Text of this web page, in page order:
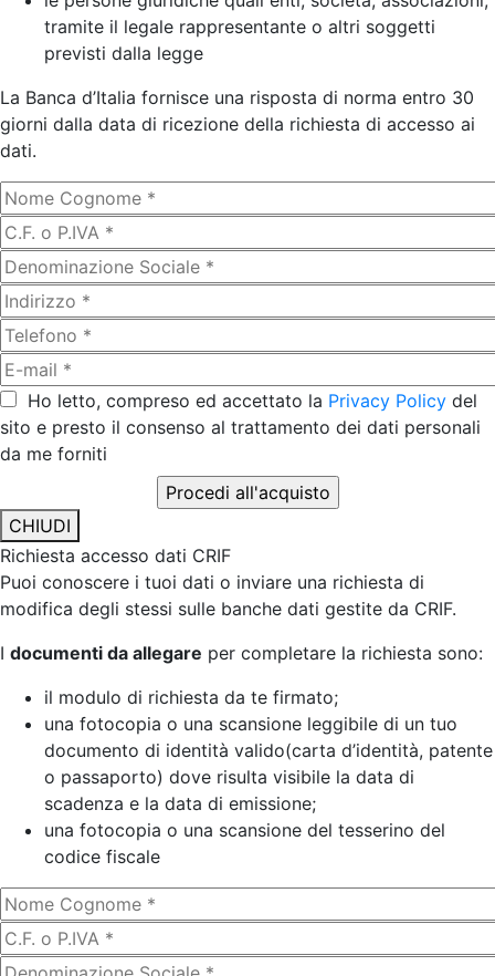
tramite il legale rappresentante o altri soggetti
previsti dalla legge
La Banca d’Italia fornisce una risposta di norma entro 30
giorni dalla data di ricezione della richiesta di accesso ai
dati.
Ho letto, compreso ed accettato la Privacy Policy del
sito e presto il consenso al trattamento dei dati personali
da me forniti
CHIUDI
Richiesta accesso dati CRIF
Puoi conoscere i tuoi dati o inviare una richiesta di
modifica degli stessi sulle banche dati gestite da CRIF.
I documenti da allegare per completare la richiesta sono:
il modulo di richiesta da te firmato;
una fotocopia o una scansione leggibile di un tuo
documento di identità valido(carta d’identità, patente
o passaporto) dove risulta visibile la data di
scadenza e la data di emissione;
una fotocopia o una scansione del tesserino del
codice fiscale